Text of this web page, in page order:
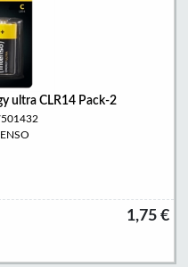
ultra CLR14 Pack-2
1,75 €